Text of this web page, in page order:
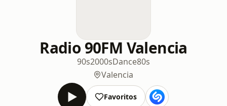
Radio 90FM Valencia
90s2000sDance80s
Valencia
Favoritos